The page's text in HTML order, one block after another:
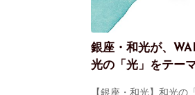
銀座・和光が、
光の「光」をテー
【銀座・和光】和光